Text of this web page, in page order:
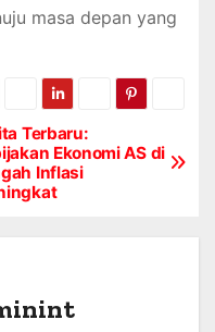
masa depan yang
Terbaru:
Ekonomi AS di
Inflasi